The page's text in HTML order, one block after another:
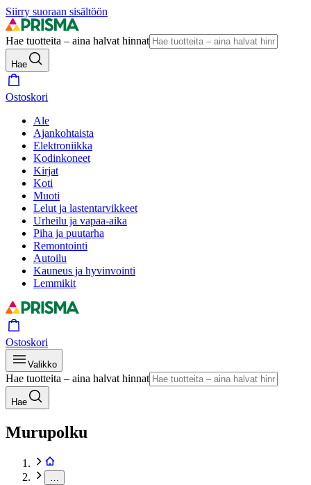
Siirry suoraan sisältöön
Hae tuotteita – aina halvat hinnat
Hae
Ostoskori
Ale
Ajankohtaista
Elektroniikka
Kodinkoneet
Kirjat
Koti
Muoti
Lelut ja lastentarvikkeet
Urheilu ja vapaa-aika
Piha ja puutarha
Remontointi
Autoilu
Kauneus ja hyvinvointi
Lemmikit
Ostoskori
Valikko
Hae tuotteita – aina halvat hinnat
Hae
Murupolku